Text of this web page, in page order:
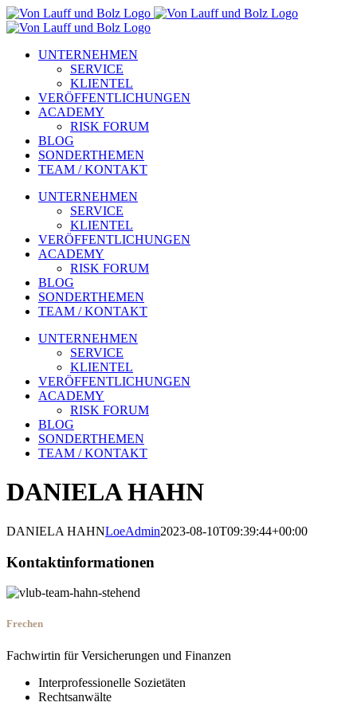
Zum
Inhalt
UNTERNEHMEN
SERVICE
KLIENTEL
VERÖFFENTLICHUNGEN
ACADEMY
RISK FORUM
BLOG
SONDERTHEMEN
TEAM / KONTAKT
UNTERNEHMEN
SERVICE
KLIENTEL
VERÖFFENTLICHUNGEN
ACADEMY
RISK FORUM
BLOG
SONDERTHEMEN
TEAM / KONTAKT
UNTERNEHMEN
SERVICE
KLIENTEL
VERÖFFENTLICHUNGEN
ACADEMY
RISK FORUM
BLOG
SONDERTHEMEN
TEAM / KONTAKT
DANIELA HAHN
DANIELA HAHNLoeAdmin2023-08-10T09:39:44+00:00
Kontaktinformationen
Frechen
Fachwirtin für Versicherungen und Finanzen
Interprofessionelle Sozietäten
Rechtsanwälte